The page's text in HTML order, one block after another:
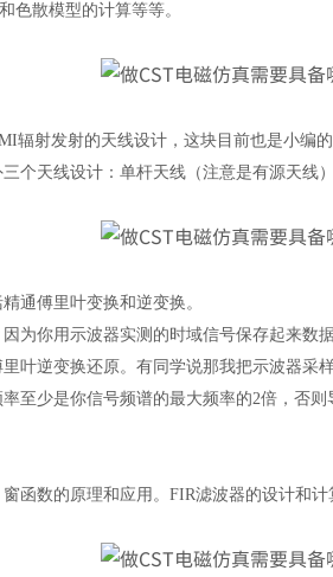
色散模型的计算等等。
辐射发射的天线设计，这块目前也是小编
个天线设计：单杆天线（注意是有源天线
通傅里叶变换和逆变换。
为你用示波器实测的时域信号保存起来数
叶逆变换还原。有同学说那我把示波器
至少是你信号频谱的最大频率的2倍，否
函数的原理和应用。 FIR滤波器的设计和